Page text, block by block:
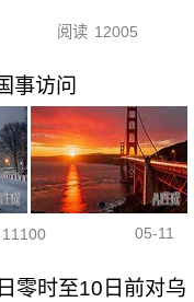
阅读 12005
事访问
11100 05-11
零时至10日前对乌